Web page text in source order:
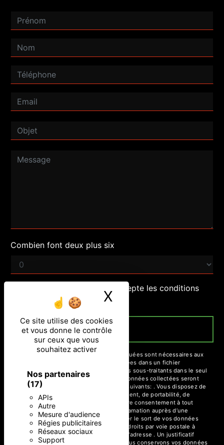
Ce site utilise des cookies
et vous donne le contrôle
sur ceux que vous
souhaitez activer
Nos partenaires
(17)
APIs
Autre
Mesure d'audience
Régies publicitaires
Réseaux sociaux
Support
X Masquer le
Combien font deux plus six
En cochant cette case, j'accepte les conditions
particulières ci-dessous **
ENVOYER
** Les données personnelles communiquées sont nécessaires aux
fins de vous contacter et sont enregistrées dans un fichier
informatisé. Elles sont destinées à et ses sous-traitants dans le seul
but de répondre à votre message. Les données collectées seront
communiquées aux seuls destinataires suivants: . Vous disposez de
droits d’accès, de rectification, d’effacement, de portabilité, de
limitation, d’opposition, de retrait de votre consentement à tout
moment et du droit d’introduire une réclamation auprès d’une
autorité de contrôle, ainsi que d’organiser le sort de vos données
post-mortem. Vous pouvez exercer ces droits par voie postale à
l'adresse ou par courrier électronique à l'adresse . Un justificatif
d'identité pourra vous être demandé. Nous conservons vos données